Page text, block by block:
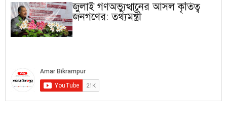
জুলাই গণঅভ্যুত্থানের আসল কৃতিত্ব
জনগণের: তথ্যমন্ত্রী